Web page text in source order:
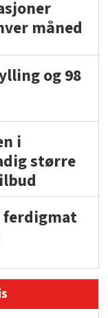
måned
og 98
i
større
ferdigmat